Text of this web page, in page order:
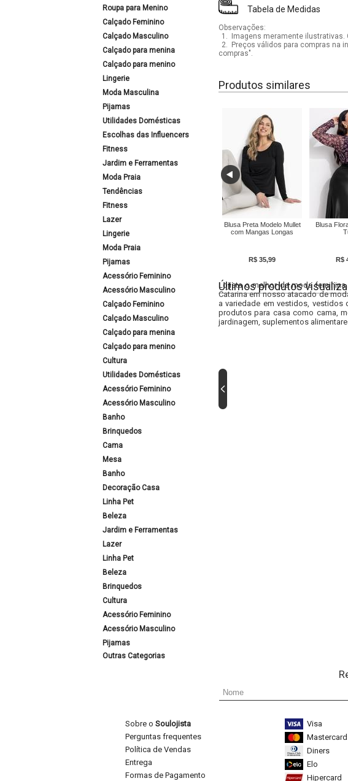
Roupa para Menino
Calçado Feminino
Calçado Masculino
Calçado para menina
Calçado para menino
Lingerie
Moda Masculina
Pijamas
Utilidades Domésticas
Escolhas das Influencers
Fitness
Jardim e Ferramentas
Moda Praia
Tendências
Fitness
Lazer
Lingerie
Moda Praia
Pijamas
Acessório Feminino
Acessório Masculino
Calçado Feminino
Calçado Masculino
Calçado para menina
Calçado para menino
Cultura
Utilidades Domésticas
Acessório Feminino
Acessório Masculino
Banho
Brinquedos
Cama
Mesa
Banho
Decoração Casa
Linha Pet
Beleza
Jardim e Ferramentas
Lazer
Linha Pet
Beleza
Brinquedos
Cultura
Acessório Feminino
Acessório Masculino
Pijamas
Outras Categorias
Tabela de Medidas
Observações:
1.
Imagens meramente
2.
Preços válidos para compras na
compras".
Produtos similares
Blusa Preta Modelo Mullet
com Mangas Longas
R$ 35,99
Blusa
R$
Últimos produtos
Lojista o melhor da moda
Catarina em nosso atacado de
a variedade em vestidos, vestidos
produtos para casa como cama,
jardinagem, suplementos
Sobre o Soulojista
Perguntas frequentes
Política de Vendas
Entrega
Formas de Pagamento
Visa
Mastercard
Diners
Elo
Hipercard